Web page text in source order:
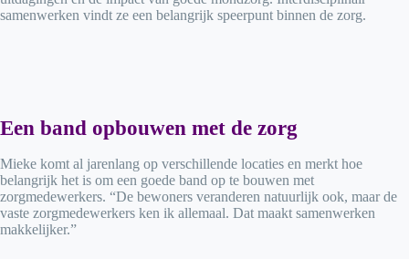
samenwerken vindt ze een belangrijk speerpunt binnen de zorg.
Een band opbouwen met de zorg
Mieke komt al jarenlang op verschillende locaties en merkt hoe
belangrijk het is om een goede band op te bouwen met
zorgmedewerkers. “De bewoners veranderen natuurlijk ook, maar de
vaste zorgmedewerkers ken ik allemaal. Dat maakt samenwerken
makkelijker.”